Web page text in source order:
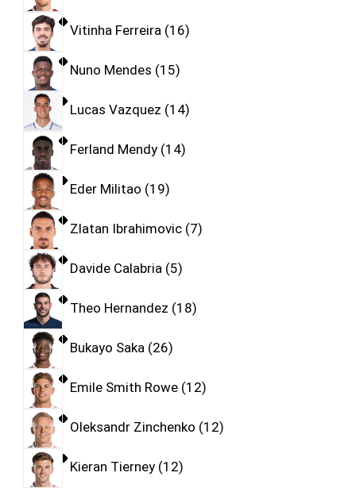
Vitinha Ferreira 16
Nuno Mendes 15
Lucas Vazquez 14
Ferland Mendy 14
Eder Militao 19
Zlatan Ibrahimovic 7
Davide Calabria 5
Theo Hernandez 18
Bukayo Saka 26
Emile Smith Rowe 12
Oleksandr Zinchenko 12
Kieran Tierney 12